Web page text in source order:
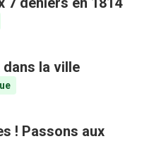
la ville
! Passons aux